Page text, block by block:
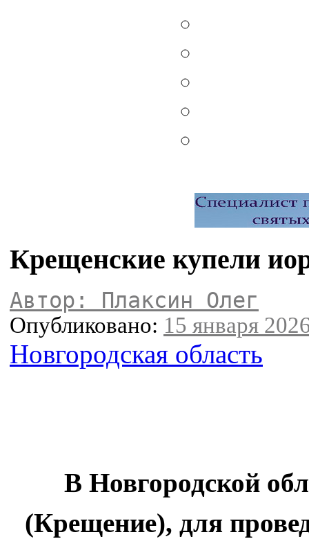
Крещенские купели
Автор: Плаксин Олег
Опубликовано: 15 января
Новгородская область
В Новгородской
(Крещение), для